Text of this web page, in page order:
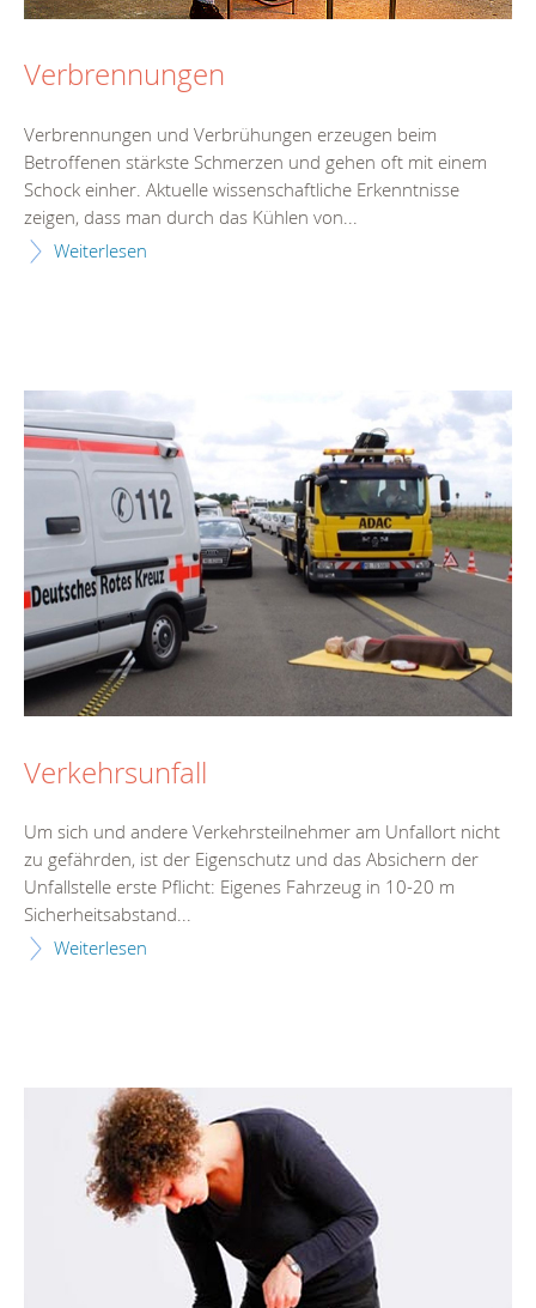
Verbrennungen
Verbrennungen und Verbrühungen erzeugen beim
Betroffenen stärkste Schmerzen und gehen oft mit einem
Schock einher. Aktuelle wissenschaftliche Erkenntnisse
zeigen, dass man durch das Kühlen von...
Weiterlesen
Verkehrsunfall
Um sich und andere Verkehrsteilnehmer am Unfallort nicht
zu gefährden, ist der Eigenschutz und das Absichern der
Unfallstelle erste Pflicht: Eigenes Fahrzeug in 10-20 m
Sicherheitsabstand...
Weiterlesen